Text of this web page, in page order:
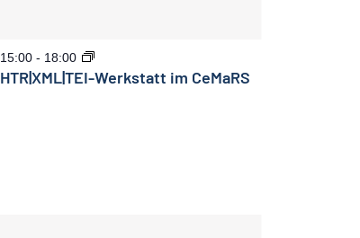
HTR|XML|TEI-Werkstatt im CeMaRS
15:00 - 18:00